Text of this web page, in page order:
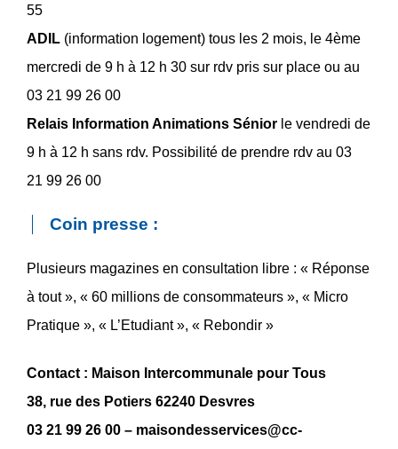
55
ADIL (information logement) tous les 2 mois, le 4ème
mercredi de 9 h à 12 h 30 sur rdv pris sur place ou au
03 21 99 26 00
Relais Information Animations Sénior le vendredi de
9 h à 12 h sans rdv. Possibilité de prendre rdv au 03
21 99 26 00
Coin presse :
Plusieurs magazines en consultation libre : « Réponse
à tout », « 60 millions de consommateurs », « Micro
Pratique », « L’Etudiant », « Rebondir »
Contact : Maison Intercommunale pour Tous
38, rue des Potiers 62240 Desvres
03 21 99 26 00 – maisondesservices@cc-